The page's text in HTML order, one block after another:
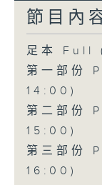
節目內
足本 Full
第一部份
14:00)
第二部份
15:00)
第三部份
16:00)